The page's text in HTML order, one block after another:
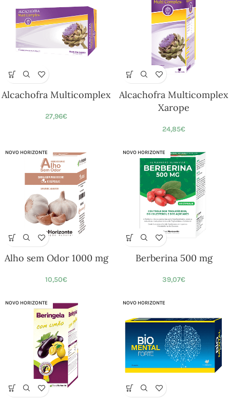
Alcachofra Multicomplex
27,96€
Alcachofra Multicomplex
Xarope
24,85€
NOVO HORIZONTE
Alho sem Odor 1000 mg
10,50€
NOVO HORIZONTE
Berberina 500 mg
39,07€
NOVO HORIZONTE NOVO HORIZONTE